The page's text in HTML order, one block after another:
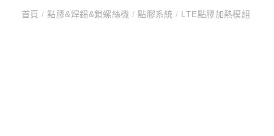
首頁/ 點膠&焊錫&鎖螺絲機/ 點膠系統/ LTE點膠加熱模組